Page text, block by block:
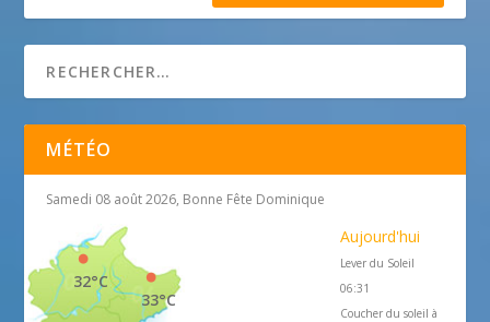
MÉTÉO
Samedi 08 août 2026, Bonne Fête Dominique
33°C
32°C
Aujourd'hui
Lever du Soleil
06:31
Coucher du soleil à